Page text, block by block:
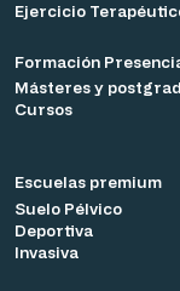
Ejercicio
Formación
Másteres y
Cursos
Escuelas premium
Suelo Pélvico
Deportiva
Invasiva